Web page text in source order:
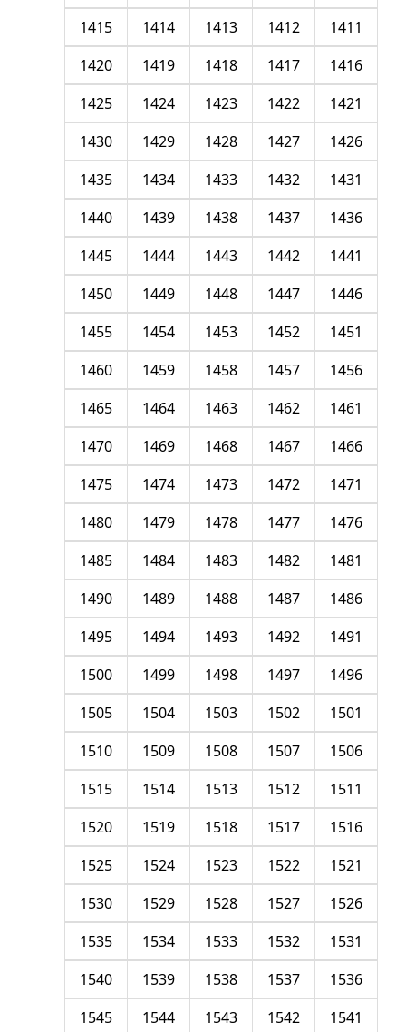
1411
1412
1413
1414
1415
1416
1417
1418
1419
1420
1421
1422
1423
1424
1425
1426
1427
1428
1429
1430
1431
1432
1433
1434
1435
1436
1437
1438
1439
1440
1441
1442
1443
1444
1445
1446
1447
1448
1449
1450
1451
1452
1453
1454
1455
1456
1457
1458
1459
1460
1461
1462
1463
1464
1465
1466
1467
1468
1469
1470
1471
1472
1473
1474
1475
1476
1477
1478
1479
1480
1481
1482
1483
1484
1485
1486
1487
1488
1489
1490
1491
1492
1493
1494
1495
1496
1497
1498
1499
1500
1501
1502
1503
1504
1505
1506
1507
1508
1509
1510
1511
1512
1513
1514
1515
1516
1517
1518
1519
1520
1521
1522
1523
1524
1525
1526
1527
1528
1529
1530
1531
1532
1533
1534
1535
1536
1537
1538
1539
1540
1541
1542
1543
1544
1545